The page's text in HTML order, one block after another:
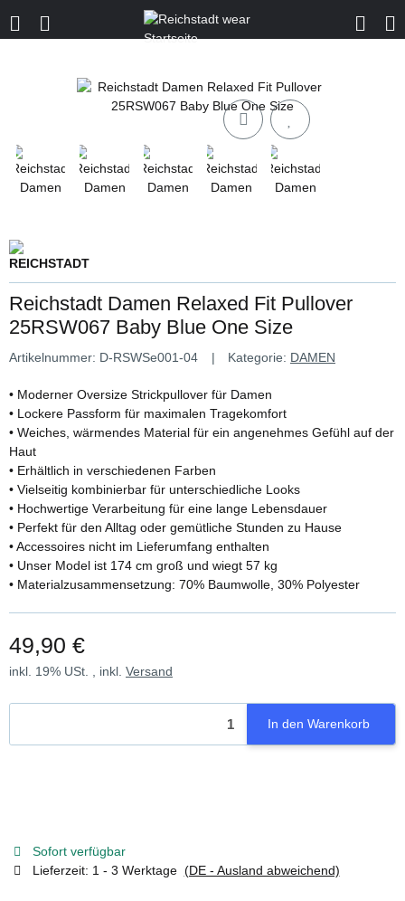
Reichstadt Damen Relaxed Fit Pullover
25RSW067 Baby Blue One Size
Artikelnummer: D-RSWSe001-04 Kategorie: DAMEN
• Moderner Oversize Strickpullover für Damen
• Lockere Passform für maximalen Tragekomfort
• Weiches, wärmendes Material für ein angenehmes Gefühl auf der
Haut
• Erhältlich in verschiedenen Farben
• Vielseitig kombinierbar für unterschiedliche Looks
• Hochwertige Verarbeitung für eine lange Lebensdauer
• Perfekt für den Alltag oder gemütliche Stunden zu Hause
• Accessoires nicht im Lieferumfang enthalten
• Unser Model ist 174 cm groß und wiegt 57 kg
• Materialzusammensetzung: 70% Baumwolle, 30% Polyester
49,90 €
inkl. 19% USt. , inkl. Versand
In den Warenkorb
Sofort verfügbar
Lieferzeit: 1 - 3 Werktage (DE - Ausland abweichend)